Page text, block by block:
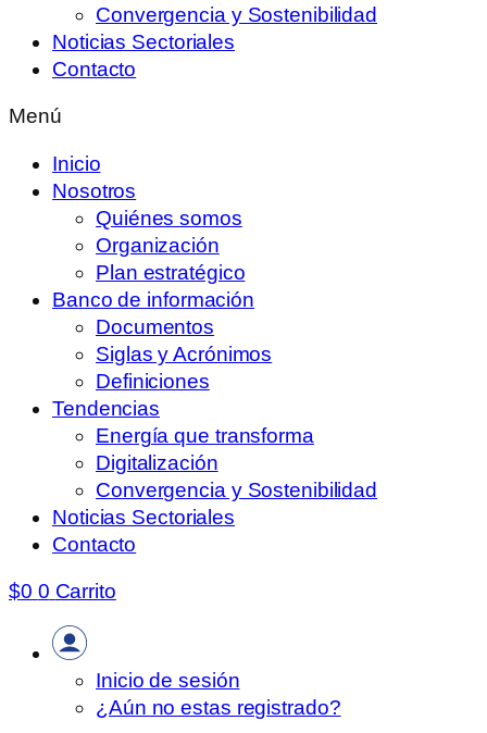
Convergencia y Sostenibilidad
Noticias Sectoriales
Contacto
Menú
Inicio
Nosotros
Quiénes somos
Organización
Plan estratégico
Banco de información
Documentos
Siglas y Acrónimos
Definiciones
Tendencias
Energía que transforma
Digitalización
Convergencia y Sostenibilidad
Noticias Sectoriales
Contacto
$0 0 Carrito
Inicio de sesión
¿Aún no estas registrado?